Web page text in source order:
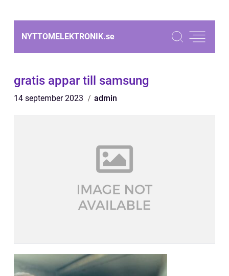
NYTTOMELEKTRONIK.se
gratis appar till samsung
14 september 2023 admin